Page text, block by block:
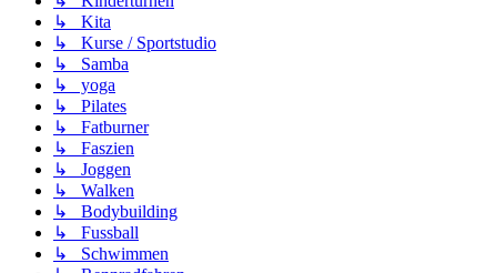
↳ Kita
↳ Kurse / Sportstudio
↳ Samba
↳ yoga
↳ Pilates
↳ Fatburner
↳ Faszien
↳ Joggen
↳ Walken
↳ Bodybuilding
↳ Fussball
↳ Schwimmen